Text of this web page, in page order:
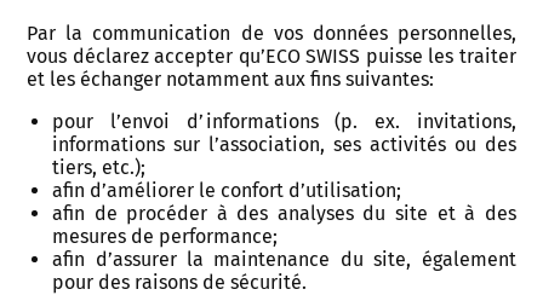
Par la communication de vos données personnelles,
vous déclarez accepter qu’ECO SWISS puisse les traiter
et les échanger notamment aux fins suivantes:
pour l’envoi d’informations (p. ex. invitations,
informations sur l’association, ses activités ou des
tiers, etc.);
afin d’améliorer le confort d’utilisation;
afin de procéder à des analyses du site et à des
mesures de performance;
afin d’assurer la maintenance du site, également
pour des raisons de sécurité.